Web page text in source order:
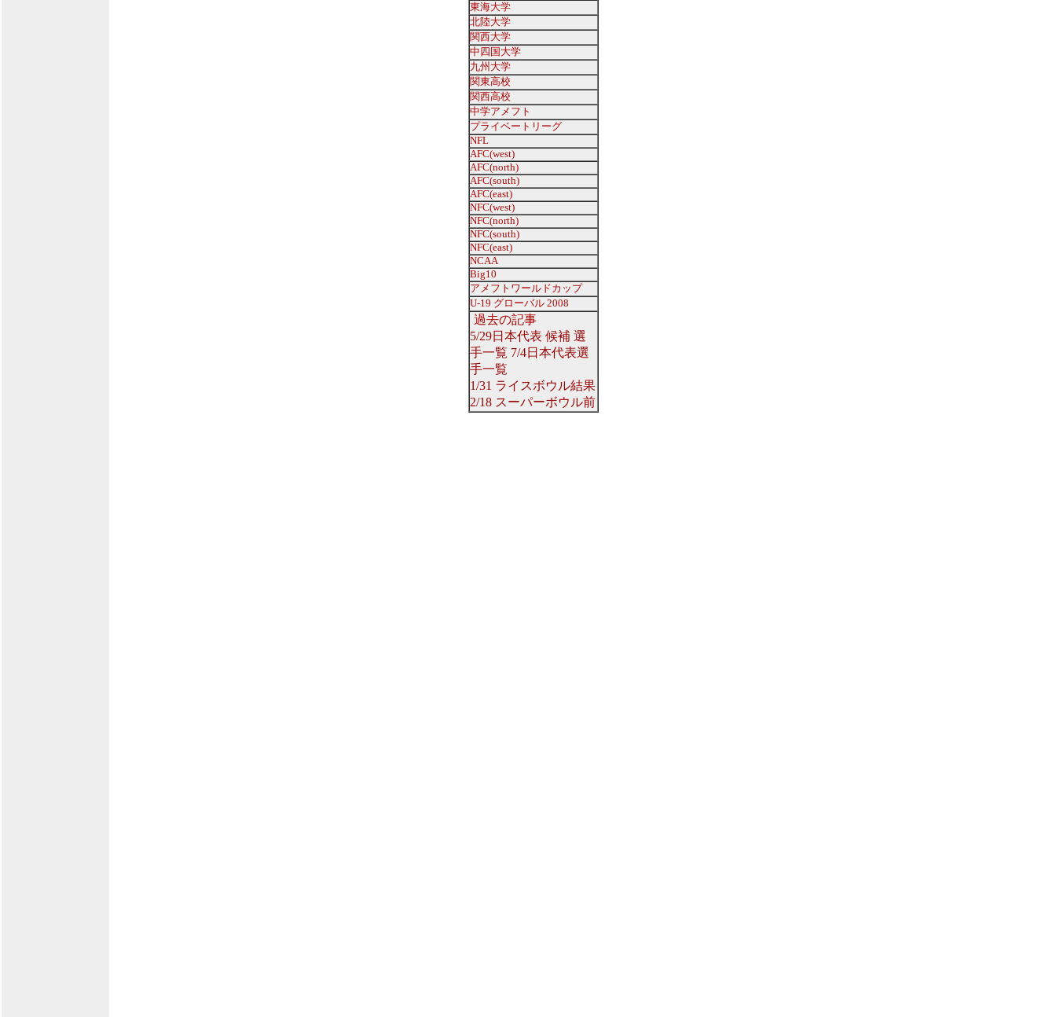
東海大学
北陸大学
関西大学
中四国大学
九州大学
関東高校
関西高校
中学アメフト
プライベートリーグ
NFL
AFC(west)
AFC(north)
AFC(south)
AFC(east)
NFC(west)
NFC(north)
NFC(south)
NFC(east)
NCAA
Big10
アメフトワールドカップ
U-19 グローバル 2008
過去の記事
5/29日本代表 候補 選
手一覧 7/4日本代表選
手一覧
1/31 ライスボウル結果
2/18 スーパーボウル前